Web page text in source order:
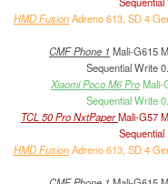
HMD FusionAdreno 613, SD 4
CMF Phone 1 Mali-G615
Sequential Write
Xiaomi Poco M6 ProMali-
Sequential Write
TCL 50 Pro NxtPaperMali-G57
HMD FusionAdreno 613, SD 4